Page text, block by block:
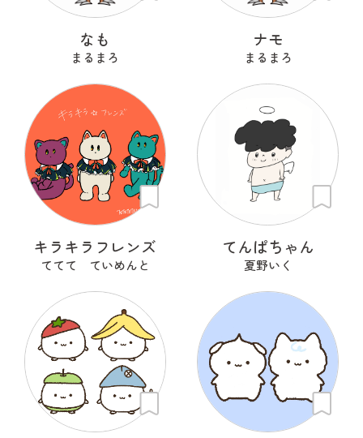
なも
まるまろ
ナモ
まるまろ
キラキラフレンズ
ててて ていめんと
てんぱちゃん
夏野いく